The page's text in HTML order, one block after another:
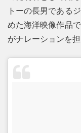
トーの長男である
めた海洋映像作品
がナレーションを担